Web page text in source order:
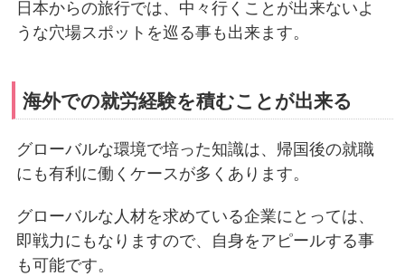
日本からの旅行では、中々行くことが出来ないよ
うな穴場スポットを巡る事も出来ます。
海外での就労経験を積むことが出来る
グローバルな環境で培った知識は、帰国後の就職
にも有利に働くケースが多くあります。
グローバルな人材を求めている企業にとっては、
即戦力にもなりますので、自身をアピールする事
も可能です。